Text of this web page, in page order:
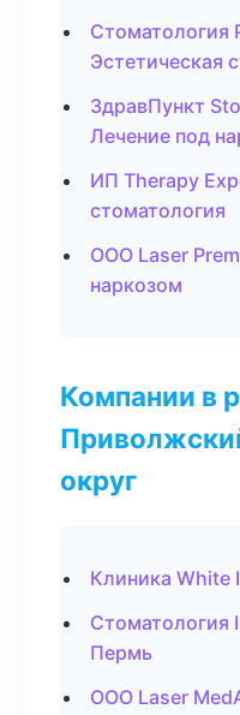
Стоматология
Эстетическая
ЗдравПункт
Лечение под
ИП Therapy
стоматология
ООО Laser
наркозом
Компании в
округ
Клиника
Стоматология
Пермь
ООО Laser